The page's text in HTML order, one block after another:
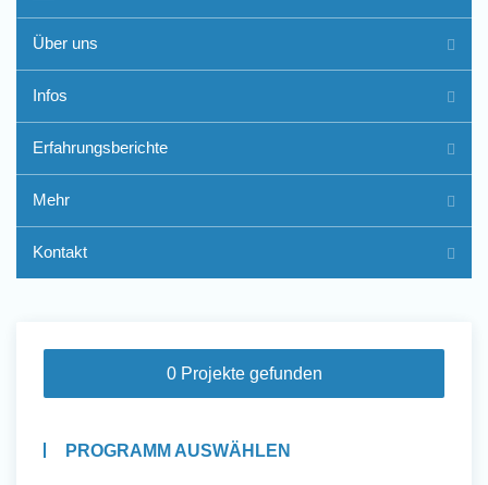
Freiwilligenarbeit im Ausland
- Erfahrungsberichte
Über uns
Infos
Erfahrungsberichte
Mehr
Kontakt
0 Projekte gefunden
PROGRAMM AUSWÄHLEN